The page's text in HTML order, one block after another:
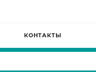
КОНТАКТЫ